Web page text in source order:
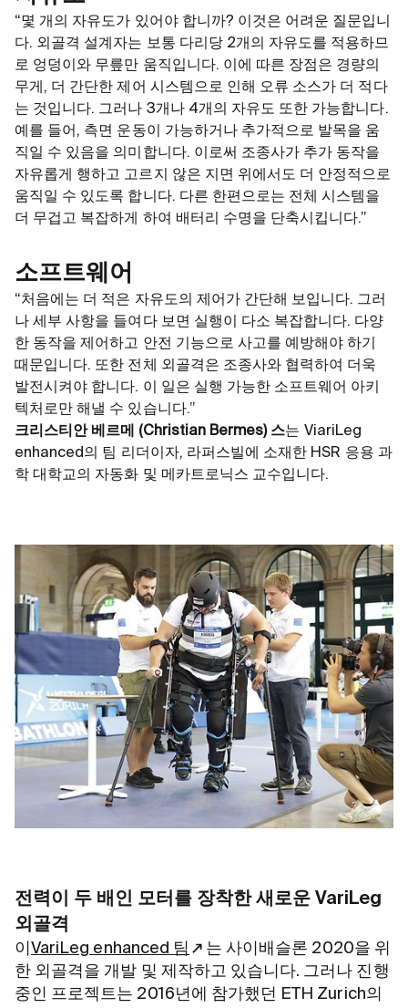
“몇 개의 자유도가 있어야 합니까? 이것은 어려운 질문입니
다. 외골격 설계자는 보통 다리당 2개의 자유도를 적용하므
로 엉덩이와 무릎만 움직입니다. 이에 따른 장점은 경량의
무게, 더 간단한 제어 시스템으로 인해 오류 소스가 더 적다
는 것입니다. 그러나 3개나 4개의 자유도 또한 가능합니다.
예를 들어, 측면 운동이 가능하거나 추가적으로 발목을 움
직일 수 있음을 의미합니다. 이로써 조종사가 추가 동작을
자유롭게 행하고 고르지 않은 지면 위에서도 더 안정적으로
움직일 수 있도록 합니다. 다른 한편으로는 전체 시스템을
더 무겁고 복잡하게 하여 배터리 수명을 단축시킵니다.”
소프트웨어
“처음에는 더 적은 자유도의 제어가 간단해 보입니다. 그러
나 세부 사항을 들여다 보면 실행이 다소 복잡합니다. 다양
한 동작을 제어하고 안전 기능으로 사고를 예방해야 하기
때문입니다. 또한 전체 외골격은 조종사와 협력하여 더욱
발전시켜야 합니다. 이 일은 실행 가능한 소프트웨어 아키
텍처로만 해낼 수 있습니다.”
크리스티안 베르메 (Christian Bermes) 스는 ViariLeg
enhanced의 팀 리더이자, 라퍼스빌에 소재한 HSR 응용 과
학 대학교의 자동화 및 메카트로닉스 교수입니다.
전력이 두 배인 모터를 장착한 새로운 VariLeg
외골격
이 VariLeg enhanced 팀
는 사이배슬론 2020을 위
한 외골격을 개발 및 제작하고 있습니다. 그러나 진행
중인 프로젝트는 2016년에 참가했던 ETH Zurich의